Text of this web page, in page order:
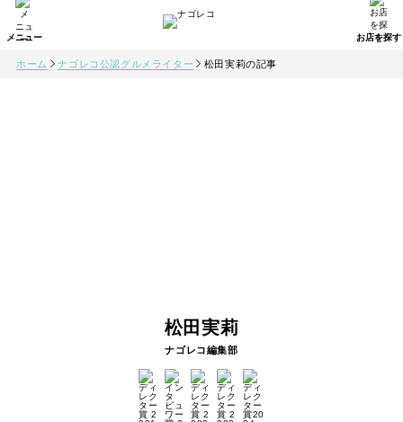
ホーム ナゴレコ公認グルメライター 松田実莉の記事
松田実莉
ナゴレコ編集部